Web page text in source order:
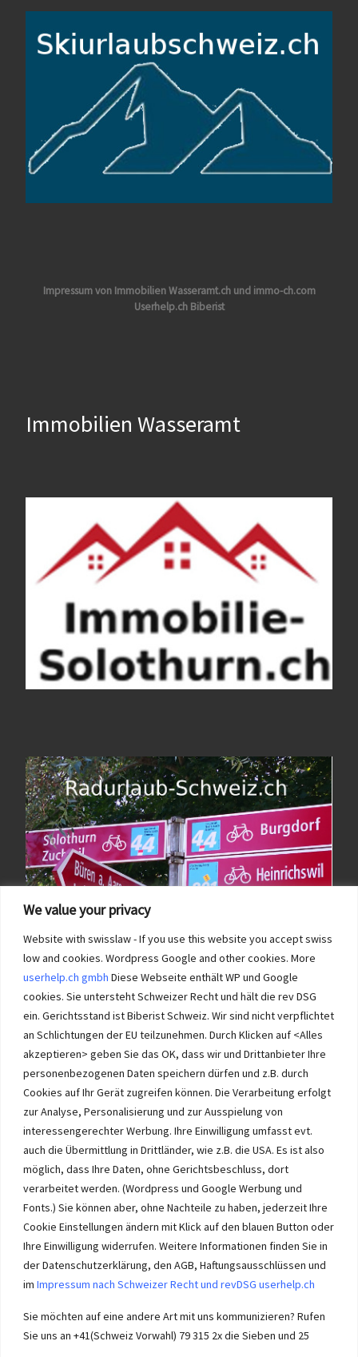
We value your privacy
Website with swisslaw - If you use this website you accept swiss
low and cookies. Wordpress Google and other cookies. More
userhelp.ch gmbh Diese Webseite enthält WP und Google
cookies. Sie untersteht Schweizer Recht und hält die rev DSG
ein. Gerichtsstand ist Biberist Schweiz. Wir sind nicht verpflichtet
an Schlichtungen der EU teilzunehmen. Durch Klicken auf <Alles
akzeptieren> geben Sie das OK, dass wir und Drittanbieter Ihre
personenbezogenen Daten speichern dürfen und z.B. durch
Cookies auf Ihr Gerät zugreifen können. Die Verarbeitung erfolgt
zur Analyse, Personalisierung und zur Ausspielung von
interessengerechter Werbung. Ihre Einwilligung umfasst evt.
auch die Übermittlung in Drittländer, wie z.B. die USA. Es ist also
möglich, dass Ihre Daten, ohne Gerichtsbeschluss, dort
verarbeitet werden. (Wordpress und Google Werbung und
Fonts.) Sie können aber, ohne Nachteile zu haben, jederzeit Ihre
Cookie Einstellungen ändern mit Klick auf den blauen Button oder
Ihre Einwilligung widerrufen. Weitere Informationen finden Sie in
der Datenschutzerklärung, den AGB, Haftungsausschlüssen und
im Impressum nach Schweizer Recht und revDSG userhelp.ch
Sie möchten auf eine andere Art mit uns kommunizieren? Rufen
Sie uns an +41(Schweiz Vorwahl) 79 315 2x die Sieben und 25
Impressum von Immobilien Wasseramt.ch und immo-ch.com
Userhelp.ch Biberist
Immobilien Wasseramt
Immobilien im Wasseramt haben bei Immobilie-Solothurn.ch
Vorrang und die besten Konditionen beim Verkauf. Kein Immobilien
Verkauf im Wasseramt ohne unsere Offerte. Bei uns wählen Sie,
Immobilien selber verkaufen mit unserer Beratung? Auch das geht!
Immobilie Solothurn-immo-chWasseramt.ch Impressum
Impressum userhelp.ch Biberist